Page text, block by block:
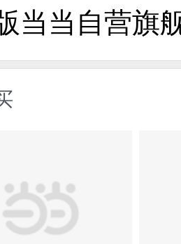
当当自营旗